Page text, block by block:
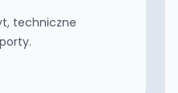
techniczne